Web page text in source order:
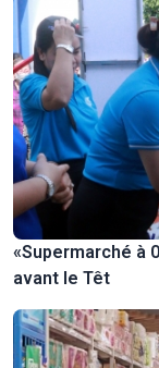
«Supermarché à
avant le Têt